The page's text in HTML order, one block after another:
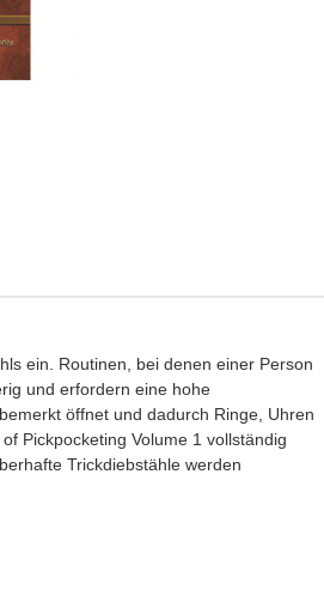
ein. Routinen, bei denen einer Person
und erfordern eine hohe
öffnet und dadurch Ringe, Uhren
Pickpocketing Volume 1 vollständig
Trickdiebstähle werden